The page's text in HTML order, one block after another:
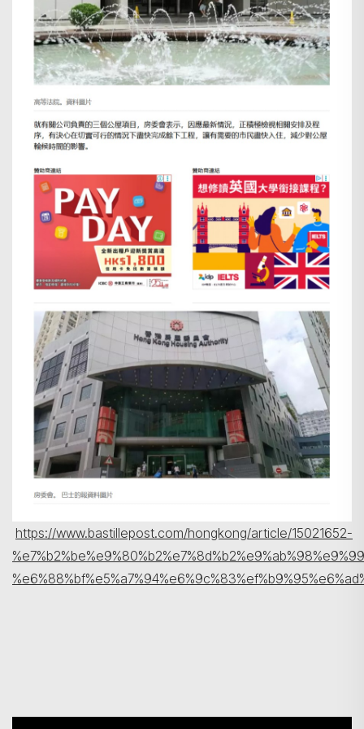
https://www.bastillepost.com/hongkong/article/15021652-